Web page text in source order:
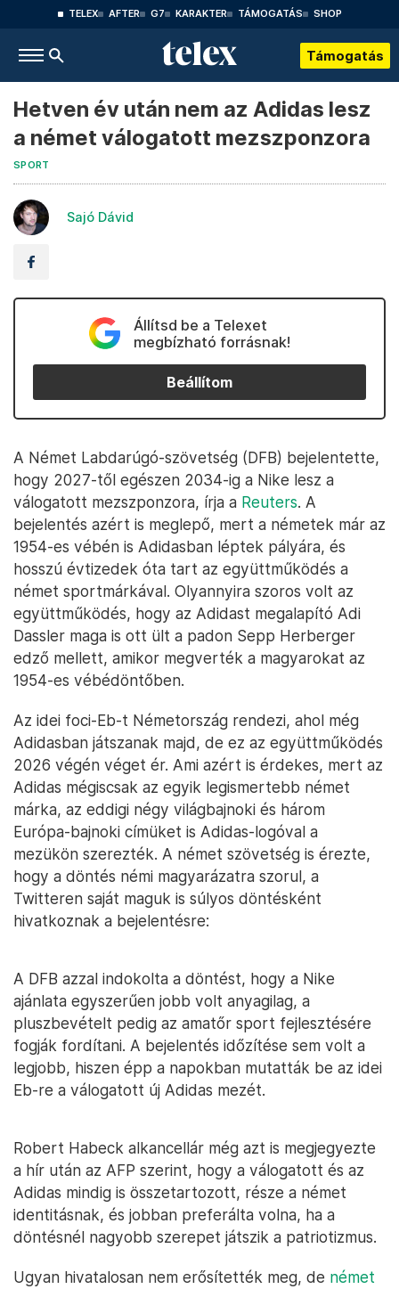
TELEX AFTER G7 KARAKTER TÁMOGATÁS SHOP
Támogatás
Hetven év után nem az Adidas lesz
a német válogatott mezszponzora
SPORT
Sajó Dávid
Állítsd be a Telexet
megbízható forrásnak!
Beállítom
A Német Labdarúgó-szövetség (DFB) bejelentette,
hogy 2027-től egészen 2034-ig a Nike lesz a
válogatott mezszponzora, írja a Reuters. A
bejelentés azért is meglepő, mert a németek már az
1954-es vébén is Adidasban léptek pályára, és
hosszú évtizedek óta tart az együttműködés a
német sportmárkával. Olyannyira szoros volt az
együttműködés, hogy az Adidast megalapító Adi
Dassler maga is ott ült a padon Sepp Herberger
edző mellett, amikor megverték a magyarokat az
1954-es vébédöntőben.
Az idei foci-Eb-t Németország rendezi, ahol még
Adidasban játszanak majd, de ez az együttműködés
2026 végén véget ér. Ami azért is érdekes, mert az
Adidas mégiscsak az egyik legismertebb német
márka, az eddigi négy világbajnoki és három
Európa-bajnoki címüket is Adidas-logóval a
mezükön szerezték. A német szövetség is érezte,
hogy a döntés némi magyarázatra szorul, a
Twitteren saját maguk is súlyos döntésként
hivatkoznak a bejelentésre:
A DFB azzal indokolta a döntést, hogy a Nike
ajánlata egyszerűen jobb volt anyagilag, a
pluszbevételt pedig az amatőr sport fejlesztésére
fogják fordítani. A bejelentés időzítése sem volt a
legjobb, hiszen épp a napokban mutatták be az idei
Eb-re a válogatott új Adidas mezét.
Robert Habeck alkancellár még azt is megjegyezte
a hír után az AFP szerint, hogy a válogatott és az
Adidas mindig is összetartozott, része a német
identitásnak, és jobban preferálta volna, ha a
döntésnél nagyobb szerepet játszik a patriotizmus.
Ugyan hivatalosan nem erősítették meg, de német